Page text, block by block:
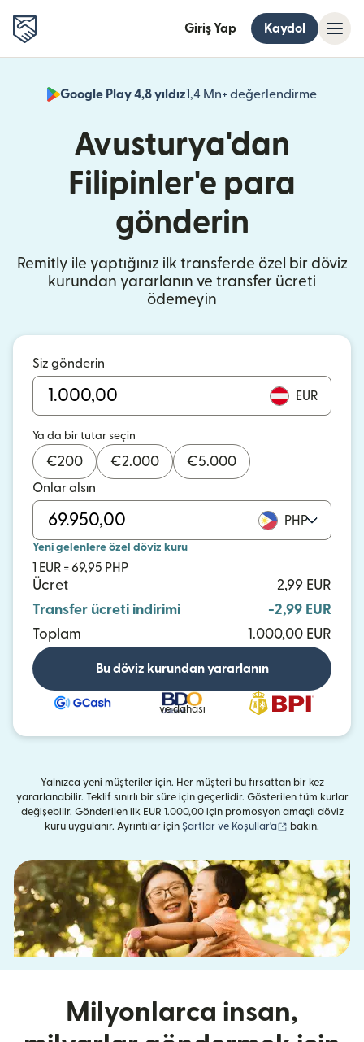
Giriş Yap Kaydol
Google Play 4,8 yıldız1,4 Mn+ değerlendirme
Avusturya'dan
Filipinler'e para
gönderin
Remitly ile yaptığınız ilk transferde özel bir döviz
kurundan yararlanın ve transfer ücreti
ödemeyin
Siz gönderin
EUR
Ya da bir tutar seçin
€200 €2.000 €5.000
Onlar alsın
PHP
Yeni gelenlere özel döviz kuru
1 EUR = 69,95 PHP
Ücret
2,99 EUR
Transfer ücreti indirimi
-2,99 EUR
Toplam
1.000,00 EUR
Bu döviz kurundan yararlanın
ve dahası
Yalnızca yeni müşteriler için. Her müşteri bu fırsattan bir kez
yararlanabilir. Teklif sınırlı bir süre için geçerlidir. Gösterilen tüm kurlar
değişebilir. Gönderilen ilk EUR 1.000,00 için promosyon amaçlı döviz
kuru uygulanır. Ayrıntılar için Şartlar ve Koşullar'a (yeni pencerede
bakın.
Milyonlarca insan,